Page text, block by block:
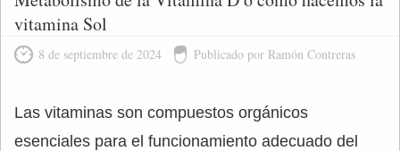
vitamina Sol
8 de septiembre de 2024 Publicado por Ramón Contreras
Las vitaminas son compuestos orgánicos
esenciales para el funcionamiento adecuado del